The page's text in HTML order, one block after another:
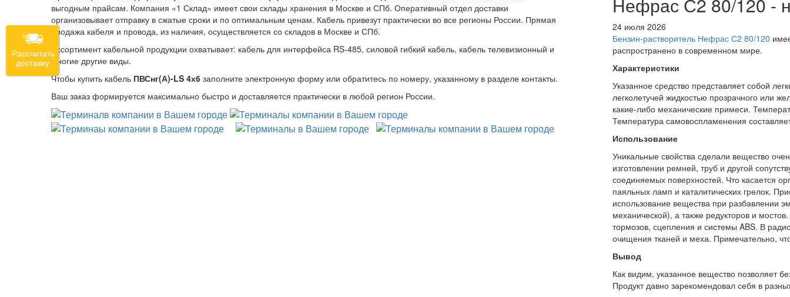
выгодным прайсам. Компания «1 Склад» имеет свои склады хранения в Москве и СПб. Оперативный отдел доставки
организовывает отправку в сжатые сроки и по оптимальным ценам. Кабель привезут практически во все регионы России. Прямая
продажа кабеля и провода, из наличия, осуществляется со складов в Москве и СПб.
Ассортимент кабельной продукции охватывает: кабель для интерфейса RS-485, силовой гибкий кабель, кабель телевизионный и
многие другие виды.
Чтобы купить кабель ПВСнг(А)-LS 4х6 заполните электронную форму или обратитесь по номеру, указанному в разделе контакты.
Ваш заказ формируется максимально быстро и доставляется практически в любой регион России.
24 июля 2026
Бензин-растворитель Нефрас С2 80/120
распространено в современном мире.
Характеристики
Указанное средство представляет собой
легколетучей жидкостью прозрачного или
какие-либо механические примеси.
Температура самовоспламенения
Использование
Уникальные свойства сделали вещество
изготовлении ремней, труб и другой
соединяемых поверхностей. Что касается
паяльных ламп и каталитических грелок.
использование вещества при разбавлении
механической), а также редукторов и
тормозов, сцепления и системы ABS. В
очищения тканей и меха. Примечательно,
Вывод
Как видим, указанное вещество позволяет
Продукт давно зарекомендовал себя в
Рассчитать
доставку